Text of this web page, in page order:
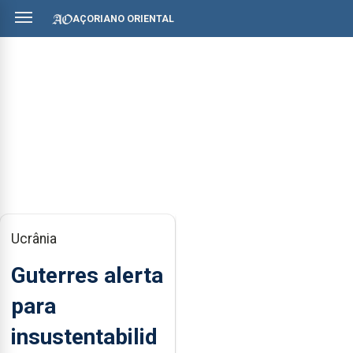
AÇORIANO ORIENTAL
Ucrânia
Guterres alerta
para
insustentabilid